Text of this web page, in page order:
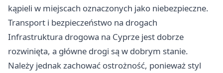
kąpieli w miejscach oznaczonych jako niebezpieczne.
Transport i bezpieczeństwo na drogach
Infrastruktura drogowa na Cyprze jest dobrze
rozwinięta, a główne drogi są w dobrym stanie.
Należy jednak zachować ostrożność, ponieważ styl